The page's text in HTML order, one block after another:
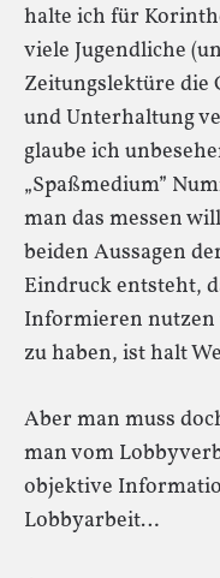
halte ich für
viele Jugendliche
Zeitungslektüre
und Unterhaltung
glaube ich
„Spaßmedium”
man das messen
beiden Aussagen
Eindruck entsteht,
Informieren nutzen
zu haben, ist halt
Aber man muss
man vom
objektive
Lobbyarbeit…